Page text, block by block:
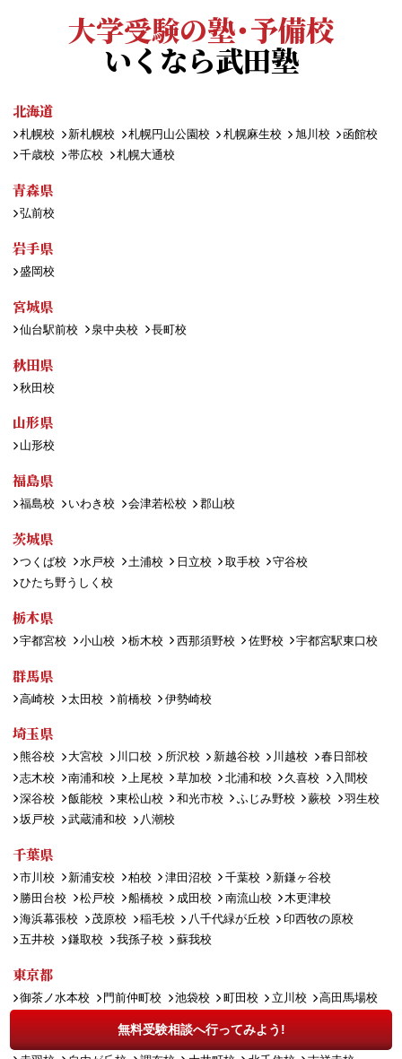
無料受験相談へ行ってみよう!
大学受験の塾・予備校
いくなら武田塾
北海道
札幌校 新札幌校 札幌円山公園校 札幌麻生校 旭川校
函館校
千歳校
帯広校 札幌大通校
青森県
弘前校
岩手県
盛岡校
宮城県
仙台駅前校 泉中央校 長町校
秋田県
秋田校
山形県
山形校
福島県
福島校 いわき校 会津若松校 郡山校
茨城県
つくば校 水戸校 土浦校 日立校 取手校
守谷校
ひたち野うしく校
栃木県
宇都宮校 小山校 栃木校 西那須野校 佐野校 宇都宮駅東口校
群馬県
高崎校 太田校 前橋校 伊勢崎校
埼玉県
熊谷校 大宮校 川口校 所沢校 新越谷校 川越校
春日部校
志木校
南浦和校 上尾校 草加校 北浦和校 久喜校
入間校
深谷校
飯能校 東松山校 和光市校 ふじみ野校 蕨校
羽生校
坂戸校
武蔵浦和校 八潮校
千葉県
市川校 新浦安校 柏校 津田沼校 千葉校
新鎌ヶ谷校
勝田台校
松戸校 船橋校 成田校 南流山校
木更津校
海浜幕張校
茂原校 稲毛校 八千代緑が丘校
印西牧の原校
五井校
鎌取校 我孫子校 蘇我校
東京都
御茶ノ水本校 門前仲町校 池袋校 町田校 立川校
高田馬場校
錦糸町校 練馬校 金町校 巣鴨校